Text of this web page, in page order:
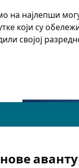
на најлепши
који су
својој